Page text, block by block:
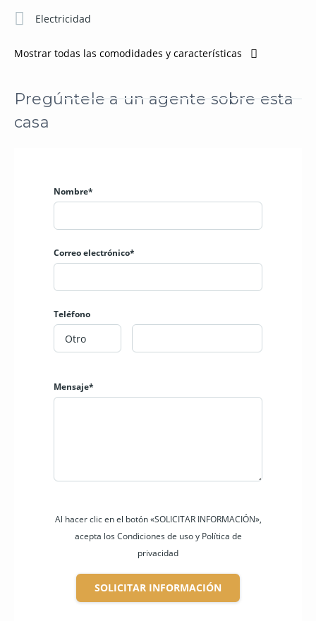
Electricidad
Mostrar todas las comodidades y características
Pregúntele a un agente sobre esta
casa
Nombre*
Correo electrónico*
Teléfono
Mensaje*
Al hacer clic en el botón «SOLICITAR INFORMACIÓN»,
acepta los Condiciones de uso y Política de
privacidad
SOLICITAR INFORMACIÓN